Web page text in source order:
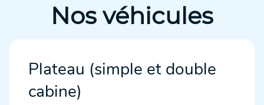
Nos véhicules
Plateau (simple et double
cabine)